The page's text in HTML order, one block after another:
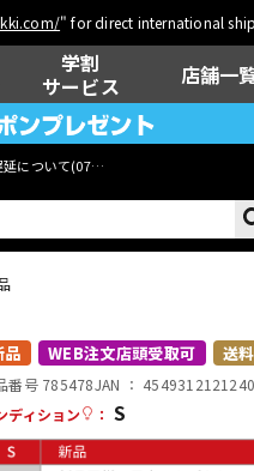
" for direct international
学割
サービス
店舗一
延について(07月29日
ウクレレ
その他楽器
品 WEB注文店頭受取可 送
番号 785478JAN ： 4549312121240
ディション
： S